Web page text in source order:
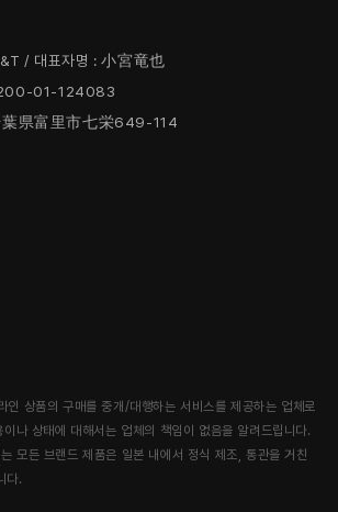
/ 대표자명 : 小宮竜也
01-124083
県富里市七栄649-114
인 상품의 구매를 중개/대행하는 서비스를 제공하는 업체로
나 상태에 대해서는 업체의 책임이 없음을 알려드립니다.
모든 브랜드 제품은 일본 내에서 정식 제조, 통관을 거친
다.